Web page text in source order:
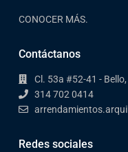
CONOCER MÁS.
Contáctanos
Cl. 53a #52-41 -
314 702 0414
Redes sociales